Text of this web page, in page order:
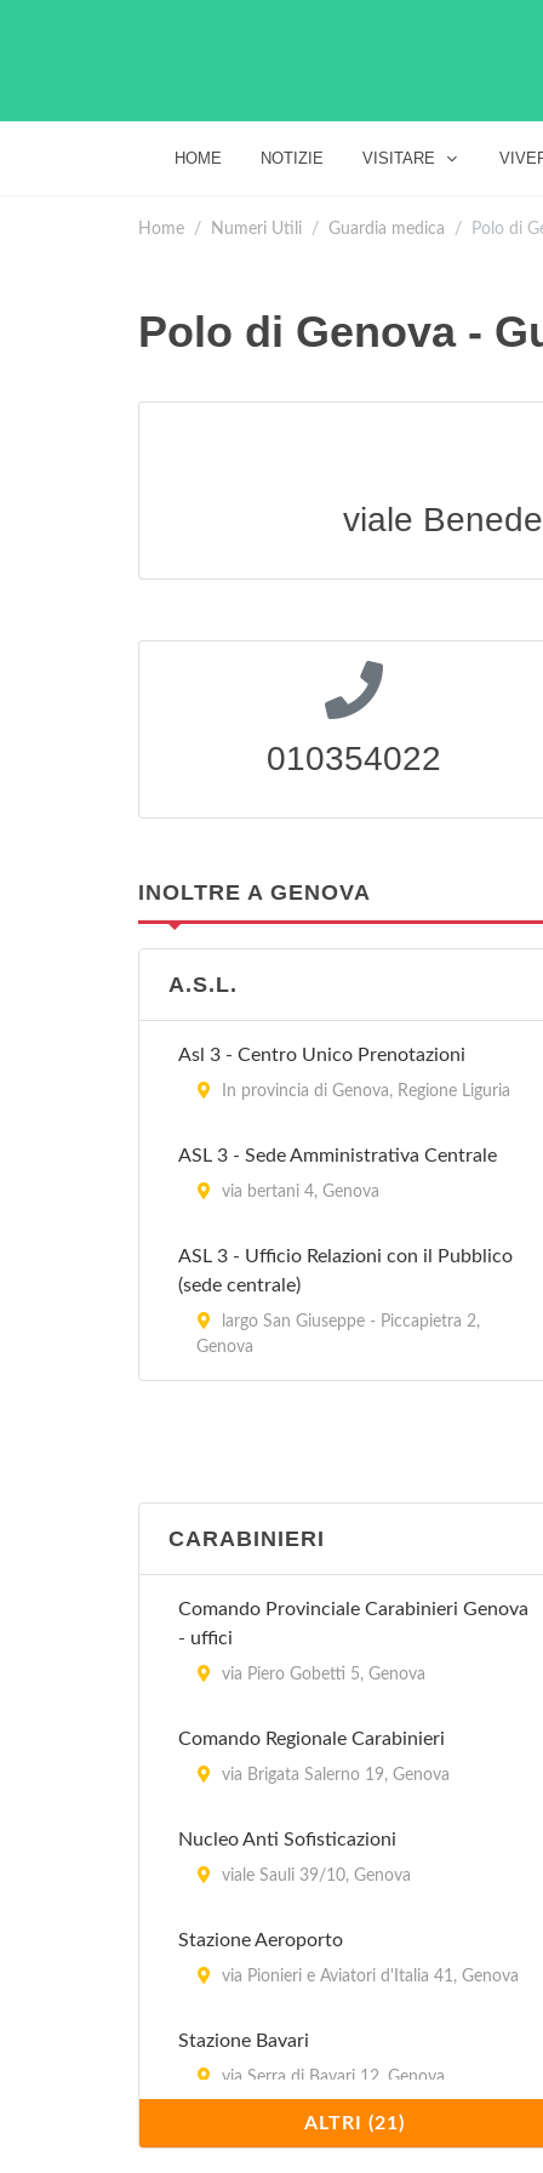
HOME NOTIZIE VISITARE
Home Numeri Utili Guardia medica Polo di
Polo di Genova -
viale
010354022
INOLTRE A GENOVA
A.S.L.
Asl 3 - Centro Unico Prenotazioni
In provincia di Genova, Regione Liguria
ASL 3 - Sede Amministrativa Centrale
via bertani 4, Genova
ASL 3 - Ufficio Relazioni con il Pubblico
(sede centrale)
largo San Giuseppe - Piccapietra 2,
Genova
CARABINIERI
Comando Provinciale Carabinieri Genova
- uffici
via Piero Gobetti 5, Genova
Comando Regionale Carabinieri
via Brigata Salerno 19, Genova
Nucleo Anti Sofisticazioni
viale Sauli 39/10, Genova
Stazione Aeroporto
via Pionieri e Aviatori d'Italia 41, Genova
Stazione Bavari
via Serra di Bavari 12, Genova
ALTRI (21)